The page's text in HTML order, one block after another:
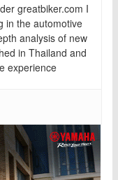
greatbiker.com I
in the automotive
analysis of new
in Thailand and
experience